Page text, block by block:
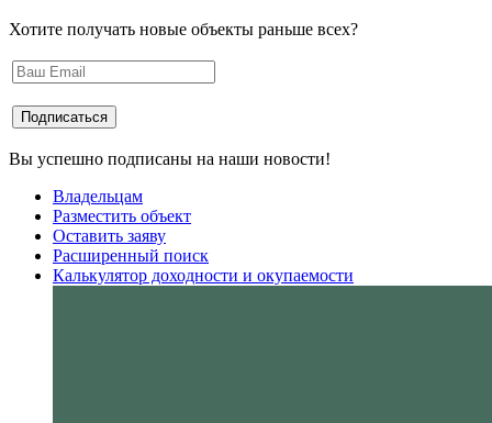
Хотите получать новые объекты раньше всех?
Вы успешно подписаны на наши новости!
Владельцам
Разместить объект
Оставить заяву
Расширенный поиск
Калькулятор доходности и окупаемости